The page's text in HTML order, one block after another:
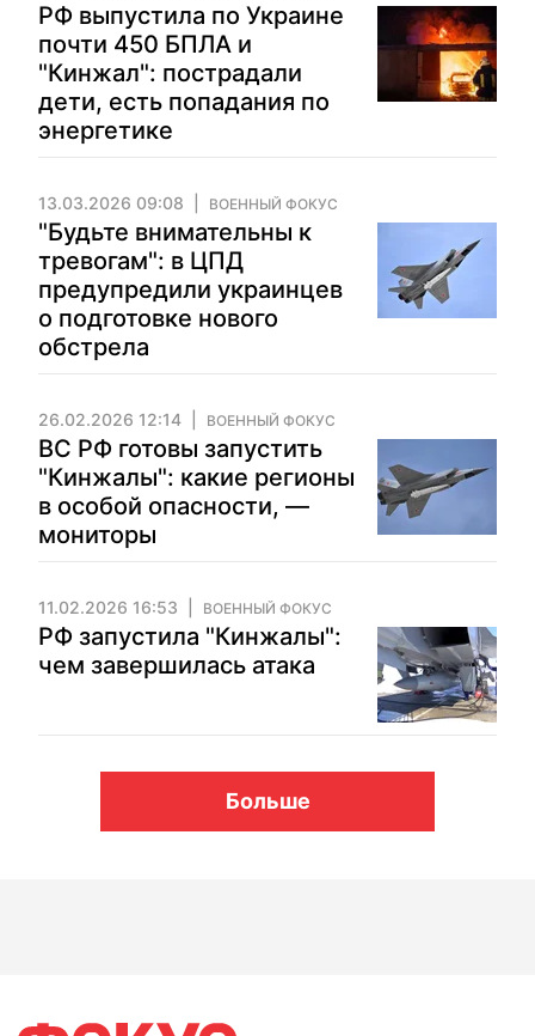
РФ выпустила по Украине
почти 450 БПЛА и
"Кинжал": пострадали
дети, есть попадания по
энергетике
13.03.2026 09:08 ВОЕННЫЙ ФОКУС
"Будьте внимательны к
тревогам": в ЦПД
предупредили украинцев
о подготовке нового
обстрела
26.02.2026 12:14 ВОЕННЫЙ ФОКУС
ВС РФ готовы запустить
"Кинжалы": какие регионы
в особой опасности, —
мониторы
11.02.2026 16:53 ВОЕННЫЙ ФОКУС
РФ запустила "Кинжалы":
чем завершилась атака
Больше